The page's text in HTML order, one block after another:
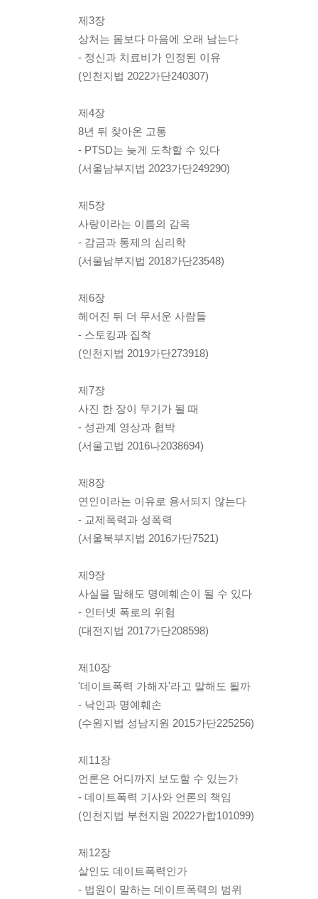
제3장
상처는 몸보다 마음에 오래 남는다
- 정신과 치료비가 인정된 이유
(인천지법 2022가단240307)
제4장
8년 뒤 찾아온 고통
- PTSD는 늦게 도착할 수 있다
(서울남부지법 2023가단249290)
제5장
사랑이라는 이름의 감옥
- 감금과 통제의 심리학
(서울남부지법 2018가단23548)
제6장
헤어진 뒤 더 무서운 사람들
- 스토킹과 집착
(인천지법 2019가단273918)
제7장
사진 한 장이 무기가 될 때
- 성관계 영상과 협박
(서울고법 2016나2038694)
제8장
연인이라는 이유로 용서되지 않는다
- 교제폭력과 성폭력
(서울북부지법 2016가단7521)
제9장
사실을 말해도 명예훼손이 될 수 있다
- 인터넷 폭로의 위험
(대전지법 2017가단208598)
제10장
'데이트폭력 가해자'라고 말해도 될까
- 낙인과 명예훼손
(수원지법 성남지원 2015가단225256)
제11장
언론은 어디까지 보도할 수 있는가
- 데이트폭력 기사와 언론의 책임
(인천지법 부천지원 2022가합101099)
제12장
살인도 데이트폭력인가
- 법원이 말하는 데이트폭력의 범위